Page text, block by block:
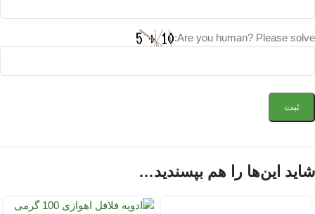
Are you human? Please solve:
شاید این‌ها را هم بپسندید…